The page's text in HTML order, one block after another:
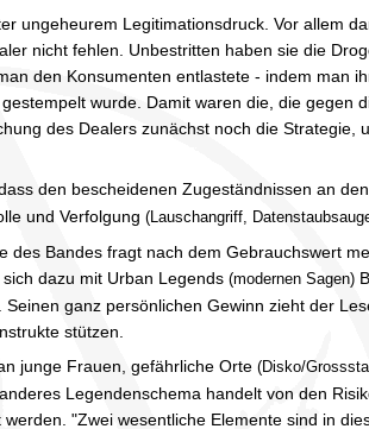
ungeheurem Legitimationsdruck. Vor allem
nicht fehlen. Unbestritten haben sie die
den Konsumenten entlastete - indem man
wurde. Damit waren die, die gegen
des Dealers zunächst noch die
den bescheidenen Zugeständnissen an
und Verfolgung (Lauschangriff,
Bandes fragt nach dem Gebrauchswert
dazu mit Urban Legends (modernen Sagen)
ganz persönlichen Gewinn zieht der
stützen.
junge Frauen, gefährliche Orte (Disko/
Legendenschema handelt von den
"Zwei wesentliche Elemente sind in